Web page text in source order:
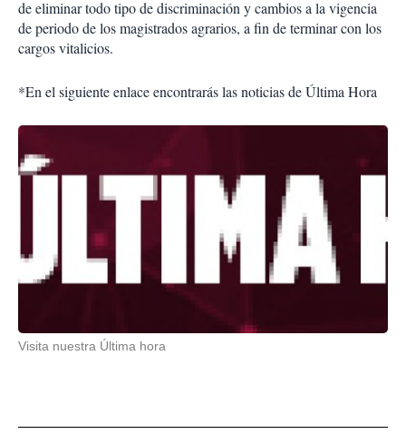
de eliminar todo tipo de discriminación y cambios a la vigencia
de periodo de los magistrados agrarios, a fin de terminar con los
cargos vitalicios.
*En el siguiente enlace encontrarás las noticias de Última Hora
Visita nuestra Última hora